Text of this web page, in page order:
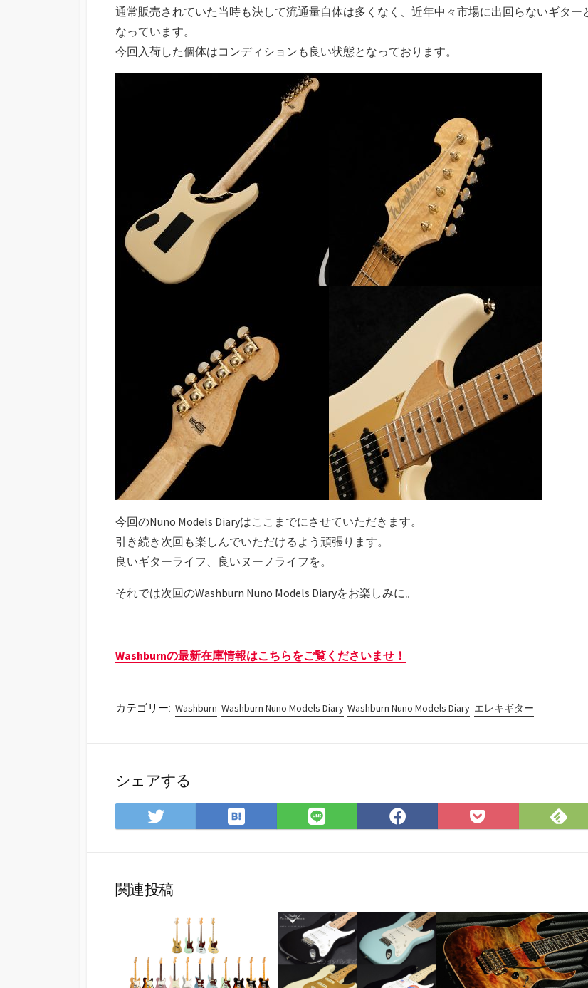
通常販売されていた当時も決して流通量自体は多くなく、近年中々市場に出回らないギター
なっています。
今回入荷した個体はコンディションも良い状態となっております。
今回のNuno Models Diaryはここまでにさせていただきます。
引き続き次回も楽しんでいただけるよう頑張ります。
良いギターライフ、良いヌーノライフを。
それでは次回のWashburn Nuno Models Diaryをお楽しみに。
Washburnの最新在庫情報はこちらをご覧くださいませ！
カテゴリー: Washburn Washburn Nuno Models Diary Washburn Nuno Models Diary エレキギター
シェアする
Twitter
で
ア
は
て
ク
に
LINE
で
Facebook
で
Pocket
に
で
関連投稿